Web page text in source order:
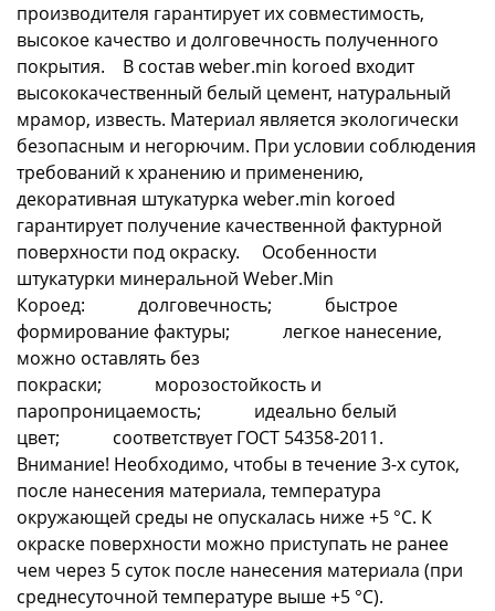
производителя гарантирует их совместимость,
высокое качество и долговечность полученного
покрытия. В состав weber.min koroed входит
высококачественный белый цемент, натуральный
мрамор, известь. Материал является экологически
безопасным и негорючим. При условии соблюдения
требований к хранению и применению,
декоративная штукатурка weber.min koroed
гарантирует получение качественной фактурной
поверхности под окраску. Особенности
штукатурки минеральной Weber.Min
Короед: долговечность; быстрое
формирование фактуры; легкое нанесение,
можно оставлять без
покраски; морозостойкость и
паропроницаемость; идеально белый
цвет; соответствует ГОСТ 54358-2011.
Внимание! Необходимо, чтобы в течение 3-х суток,
после нанесения материала, температура
окружающей среды не опускалась ниже +5 °С. К
окраске поверхности можно приступать не ранее
чем через 5 суток после нанесения материала (при
среднесуточной температуре выше +5 °С).